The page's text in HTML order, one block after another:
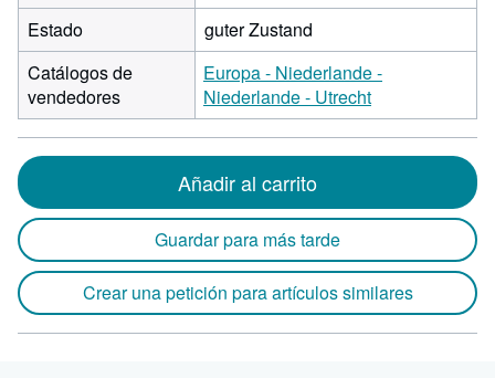
Estado
guter Zustand
Catálogos de
vendedores
Europa - Niederlande -
Niederlande - Utrecht
Añadir al carrito
Guardar para más tarde
Crear una petición para artículos similares